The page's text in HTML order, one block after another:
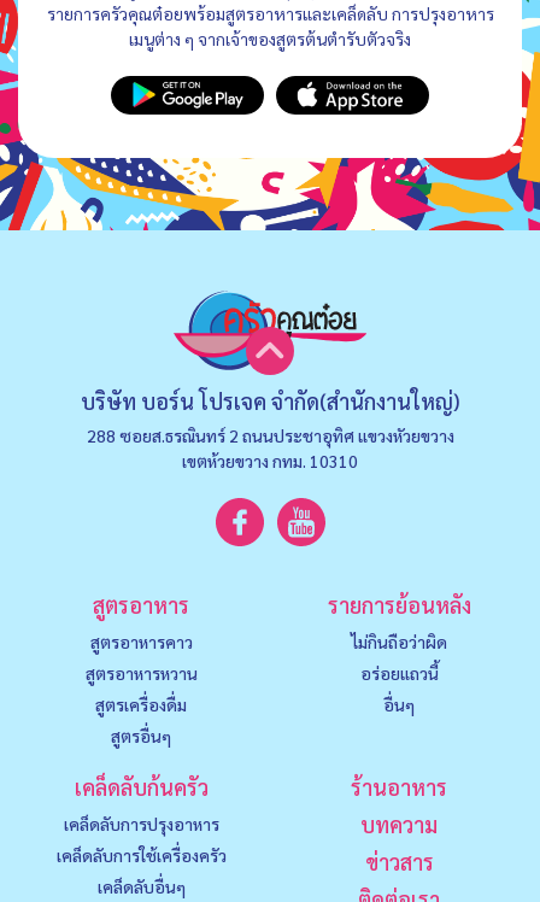
รายการครัวคุณต๋อยพร้อมสูตรอาหารและเคล็ดลับ การปรุงอาหาร
เมนูต่าง ๆ จากเจ้าของสูตรต้นตำรับตัวจริง
บริษัท บอร์น โปรเจค จำกัด(สำนักงานใหญ่)
288 ซอยส.ธรณินทร์ 2 ถนนประชาอุทิศ แขวงหัวยขวาง
เขตห้วยขวาง กทม. 10310
สูตรอาหาร
สูตรอาหารคาว
สูตรอาหารหวาน
สูตรเครื่องดื่ม
สูตรอื่นๆ
รายการย้อนหลัง
ไม่กินถือว่าผิด
อร่อยแถวนี้
อื่นๆ
เคล็ดลับก้นครัว
เคล็ดลับการปรุงอาหาร
เคล็ดลับการใช้เครื่องครัว
เคล็ดลับอื่นๆ
ร้านอาหาร
บทความ
ข่าวสาร